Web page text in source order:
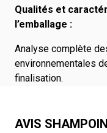
Qualités et
l’emballage :
Analyse complète
environnementales
finalisation.
AVIS